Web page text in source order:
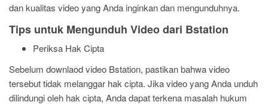
dan kualitas video yang Anda inginkan dan mengunduhnya.
Tips untuk Mengunduh Video dari Bstation
Periksa Hak Cipta
Sebelum downlaod video Bstation, pastikan bahwa video
tersebut tidak melanggar hak cipta. Jika video yang Anda unduh
dilindungi oleh hak cipta, Anda dapat terkena masalah hukum